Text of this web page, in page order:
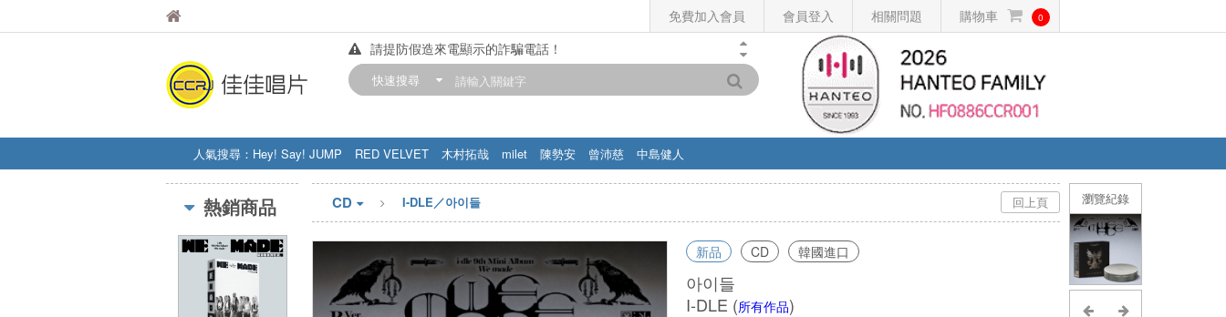
免費加入會員 會員登入 相關問題 購物車 0
佳佳唱片
請提防假造來電顯示的詐騙電話！
【中華門市營業時間調整公告】
快速搜尋
人氣搜尋： Hey! Say! JUMP RED VELVET 木村拓哉 milet 陳勢安 曾沛慈
中島健人
STRAY KIDS
盧廣仲 周杰伦
瀏覽紀錄
熱銷商品 回上頁
CD I-DLE／아이들
新品 CD 韓國進口
아이들
I-DLE (所有作品)